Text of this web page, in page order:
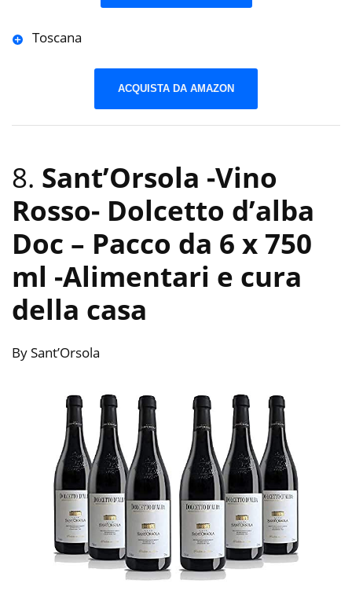
Toscana
ACQUISTA DA AMAZON
8. Sant’Orsola -Vino
Rosso- Dolcetto d’alba
Doc – Pacco da 6 x 750
ml -Alimentari e cura
della casa
By Sant’Orsola